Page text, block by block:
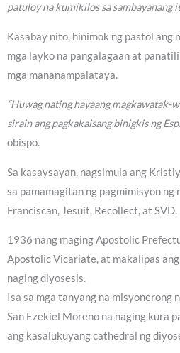
patuloy na kumikilos sa sambayanang
Kasabay nito, hinimok ng pastol ang
mga layko na pangalagaan at
mga mananampalataya.
“Huwag nating hayaang magkawatak-
sirain ang pagkakaisang binigkis ng
obispo.
Sa kasaysayan, nagsimula ang
sa pamamagitan ng pagmimisyon ng
Franciscan, Jesuit, Recollect, at SVD.
1936 nang maging Apostolic
Apostolic Vicariate, at makalipas
naging diyosesis.
Isa sa mga tanyang na misyonerong
San Ezekiel Moreno na naging kura
ang kasalukuyang cathedral ng